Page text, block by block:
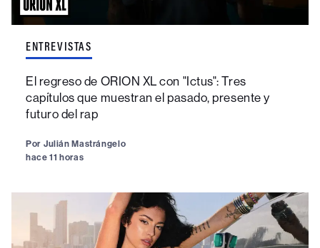
ENTREVISTAS
El regreso de ORION XL con "Ictus": Tres
capítulos que muestran el pasado, presente y
futuro del rap
Por Julián Mastrángelo
hace 11 horas